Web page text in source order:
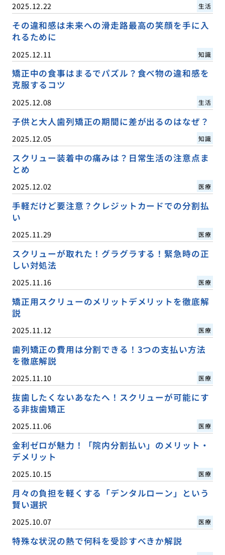
2025.12.22 生活
その違和感は未来への滑走路最高の笑顔を手に入
れるために
2025.12.11 知識
矯正中の食事はまるでパズル？食べ物の違和感を
克服するコツ
2025.12.08 生活
子供と大人歯列矯正の期間に差が出るのはなぜ？
2025.12.05 知識
スクリュー装着中の痛みは？日常生活の注意点ま
とめ
2025.12.02 医療
手軽だけど要注意？クレジットカードでの分割払
い
2025.11.29 医療
スクリューが取れた！グラグラする！緊急時の正
しい対処法
2025.11.16 医療
矯正用スクリューのメリットデメリットを徹底解
説
2025.11.12 医療
歯列矯正の費用は分割できる！3つの支払い方法
を徹底解説
2025.11.10 医療
抜歯したくないあなたへ！スクリューが可能にす
る非抜歯矯正
2025.11.06 医療
金利ゼロが魅力！「院内分割払い」のメリット・
デメリット
2025.10.15 医療
月々の負担を軽くする「デンタルローン」という
賢い選択
2025.10.07 医療
特殊な状況の熱で何科を受診すべきか解説